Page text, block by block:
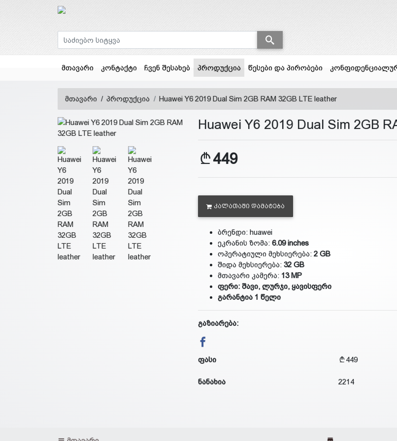
მთავარი კონტაქტი ჩვენ შესახებ პროდუქცია(current)
წესები და პირობები
მთავარი პროდუქცია Huawei Y6 2019 Dual Sim 2GB RAM 32GB LTE leather
Huawei Y6 2019 Dual Sim 2GB
449
ᲙᲐᲚᲐᲗᲐᲨᲘ ᲓᲐᲛᲐᲢᲔᲑᲐ
ბრენდი: huawei
ეკრანის ზომა: 6.09 inches
ოპერატიული მეხსიერება: 2 GB
შიდა მეხსიერება: 32 GB
მთავარი კამერა: 13 MP
ფერი: შავი, ლურჯი, ყავისფერი
გარანტია 1 წელი
გაზიარება:
ფასი 449
ნანახია 2214